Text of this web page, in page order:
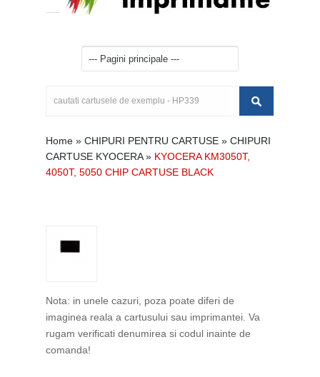
Home » CHIPURI PENTRU CARTUSE » CHIPURI
CARTUSE KYOCERA» KYOCERA KM3050T,
4050T, 5050 CHIP CARTUSE BLACK
Nota: in unele cazuri, poza poate diferi de
imaginea reala a cartusului sau imprimantei. Va
rugam verificati denumirea si codul inainte de
comanda!